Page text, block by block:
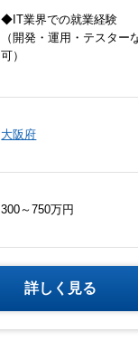
◆IT業界での就業経験
（開発・運用・テスター
可）
大阪府
300～750万円
詳しく見る